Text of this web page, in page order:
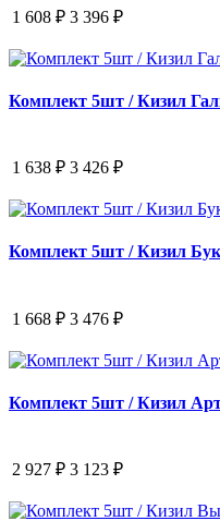
1 608 ₽ 3 396 ₽
Комплект 5шт / Кизил
1 638 ₽ 3 426 ₽
Комплект 5шт / Кизил
1 668 ₽ 3 476 ₽
Комплект 5шт / Кизил
2 927 ₽ 3 123 ₽